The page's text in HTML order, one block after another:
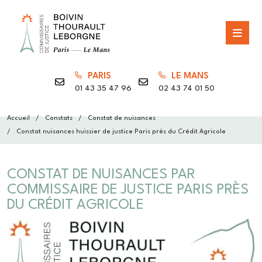
PARIS
01 43 35 47 96
LE MANS
02 43 74 01 50
Accueil Constats Constat de nuisances
Constat nuisances huissier de justice Paris près du Crédit Agricole
CONSTAT DE NUISANCES PAR
COMMISSAIRE DE JUSTICE PARIS PRÈS
DU CRÉDIT AGRICOLE